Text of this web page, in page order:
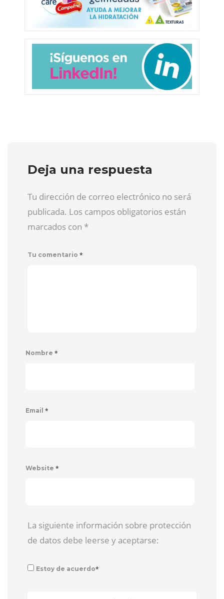
Deja una respuesta
Tu dirección de correo electrónico no será
publicada. Los campos obligatorios están
marcados con *
Tu comentario *
Nombre *
Email *
Website *
La siguiente información sobre protección
de datos debe leerse y aceptarse:
Estoy de acuerdo*